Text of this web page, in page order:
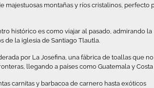
majestuosas montañas y ríos cristalinos, perfecto
histórico es como viajar al pasado, admirando la
de la iglesia de Santiago Tlautla.
por La Josefina, una fábrica de toallas que
llegando a países como Guatemala y Costa
carnitas y barbacoa de carnero hasta exóticos